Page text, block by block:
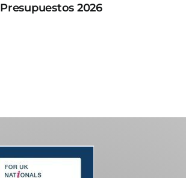
Presupuestos 2026